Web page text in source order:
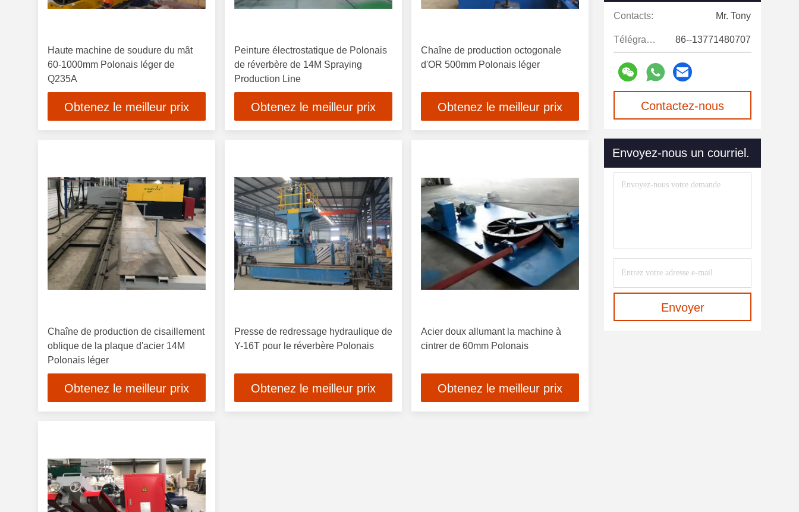
Haute machine de soudure du mât
60-1000mm Polonais léger de
Q235A
Obtenez le meilleur prix
Peinture électrostatique de Polonais
de réverbère de 14M Spraying
Production Line
Obtenez le meilleur prix
Chaîne de production octogonale
d'OR 500mm Polonais léger
Obtenez le meilleur prix
Chaîne de production de cisaillement
oblique de la plaque d'acier 14M
Polonais léger
Obtenez le meilleur prix
Presse de redressage hydraulique de
Y-16T pour le réverbère Polonais
Obtenez le meilleur prix
Acier doux allumant la machine à
cintrer de 60mm Polonais
Obtenez le meilleur prix
Poinçonneuse De Tourelle De
Commande Numérique Par
Ordinateur
Découpeuse De Laser De Fibre
Chaîne De Production De
Polonais Léger(22)
Machine À Cintrer De Profil
Coupé À La Longueur De Ligne
(10)
Machine De Soudure Laser De
Contacts: Mr. Tony
Télégramme: 86--13771480707
Contactez-nous
Envoyez-nous un courriel.
Envoyer